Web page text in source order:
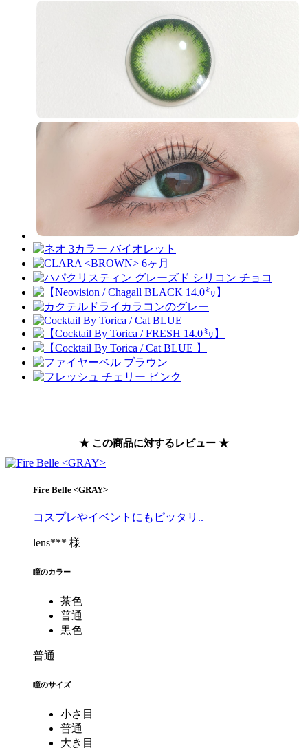
★ この商品に対するレビュー ★
Fire Belle <GRAY>
コスプレやイベントにもピッタリ..
lens*** 様
瞳のカラー
茶色
普通
黒色
普通
瞳のサイズ
小さ目
普通
大き目